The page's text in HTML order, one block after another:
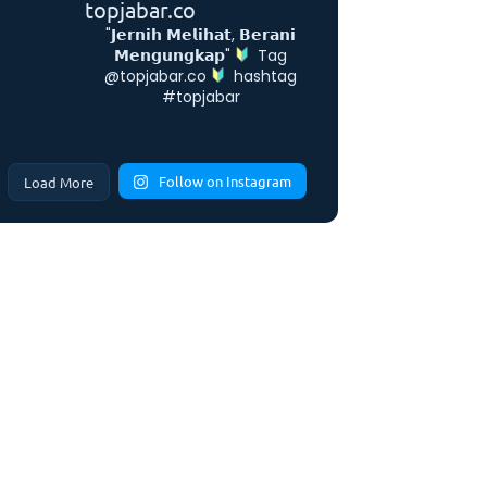
topjabar.co
"𝗝𝗲𝗿𝗻𝗶𝗵 𝗠𝗲𝗹𝗶𝗵𝗮𝘁, 𝗕𝗲𝗿𝗮𝗻𝗶
𝗠𝗲𝗻𝗴𝘂𝗻𝗴𝗸𝗮𝗽"
Tag
@topjabar.co
hashtag
#topjabar
Load More Follow on Instagram